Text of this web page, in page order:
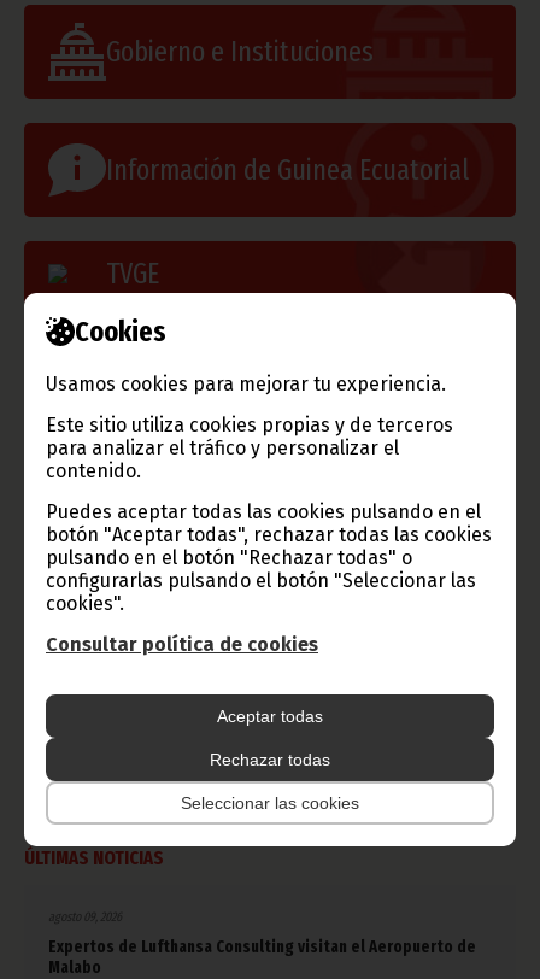
Cookies
Usamos cookies para mejorar tu experiencia.
Este sitio utiliza cookies propias y de terceros
para analizar el tráfico y personalizar el
contenido.
Puedes aceptar todas las cookies pulsando en el
botón "Aceptar todas", rechazar todas las cookies
pulsando en el botón "Rechazar todas" o
configurarlas pulsando el botón "Seleccionar las
cookies".
Consultar política de cookies
Aceptar todas
Rechazar todas
Seleccionar las cookies
Gobierno e Instituciones
Información de Guinea Ecuatorial
TVGE
Ecuatorial
Haz click aquí para escuchar ahora
CATEGORÍAS
Noticias Gobierno
Presidencia
África
COVID-19 Cultura
Economía
CongresoPDGE
Consejo de la república CAN 2025 Defensor del pueblo
ÚLTIMAS NOTICIAS
agosto 09, 2026
Expertos de Lufthansa Consulting visitan el Aeropuerto de
Malabo